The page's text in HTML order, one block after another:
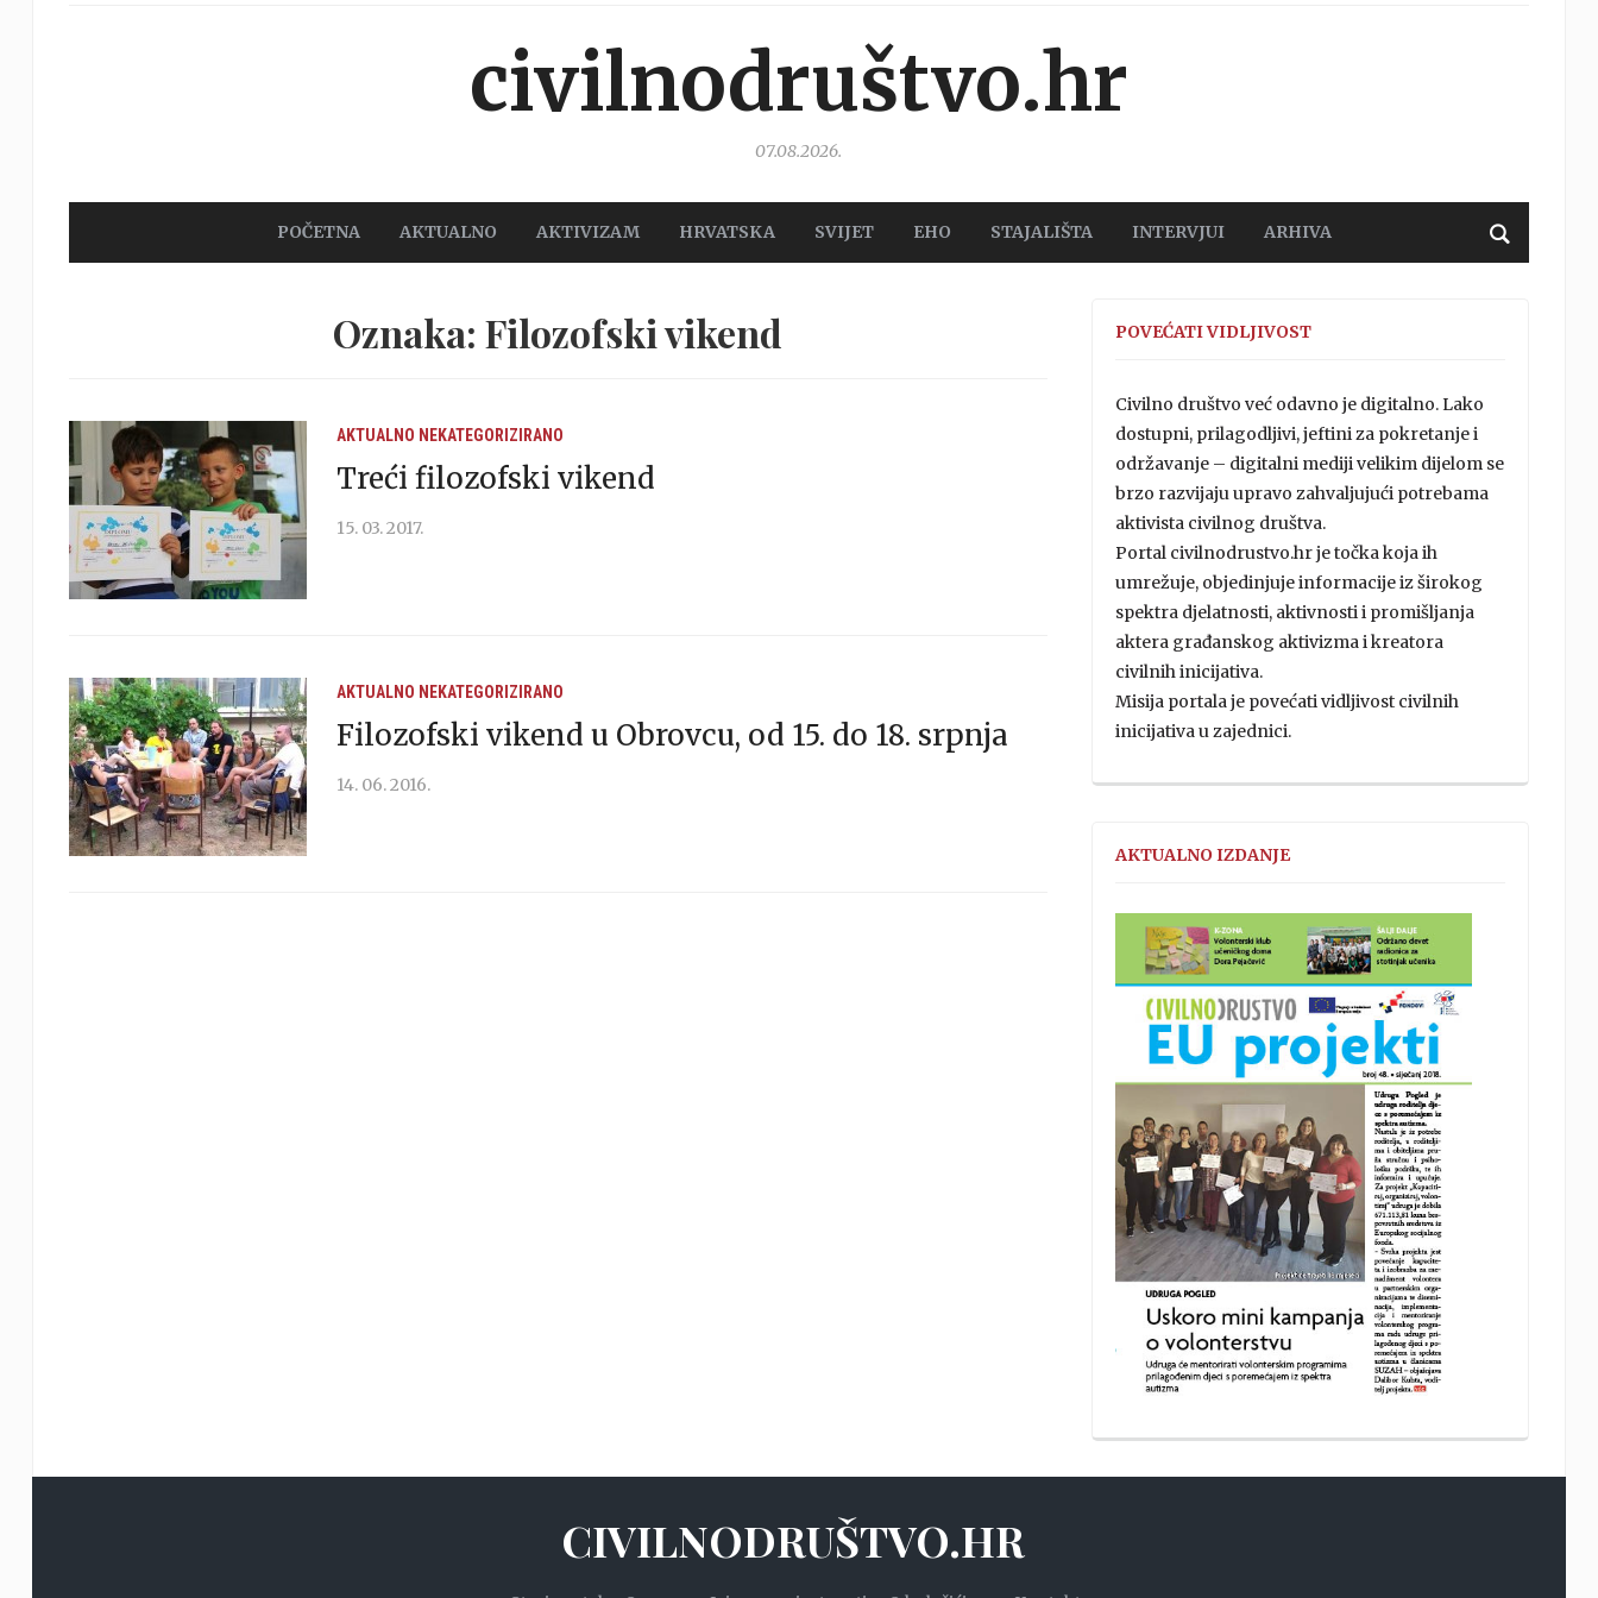
civilnodruštvo.hr
07.08.2026.
POČETNA AKTUALNO AKTIVIZAM HRVATSKA SVIJET EHO STAJALIŠTA INTERVJUI ARHIVA
Oznaka: Filozofski vikend
AKTUALNO NEKATEGORIZIRANO
Treći filozofski vikend
15. 03. 2017.
AKTUALNO NEKATEGORIZIRANO
Filozofski vikend u Obrovcu, od 15. do 18. srpnja
14. 06. 2016.
POVEĆATI VIDLJIVOST
Civilno društvo već odavno je digitalno. Lako
dostupni, prilagodljivi, jeftini za pokretanje i
održavanje – digitalni mediji velikim dijelom se
brzo razvijaju upravo zahvaljujući potrebama
aktivista civilnog društva.
Portal civilnodrustvo.hr je točka koja ih
umrežuje, objedinjuje informacije iz širokog
spektra djelatnosti, aktivnosti i promišljanja
aktera građanskog aktivizma i kreatora
civilnih inicijativa.
Misija portala je povećati vidljivost civilnih
inicijativa u zajednici.
AKTUALNO IZDANJE
CIVILNODRUŠTVO.HR